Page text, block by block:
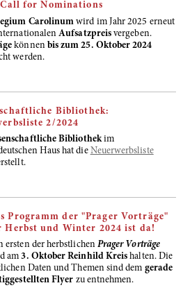
Call for Nominations
Carolinum wird im Jahr 2025 erneut
Aufsatzpreisvergeben.
können bis zum 25. Oktober 2024
werden.
Bibliothek:
2/2024
Bibliothekim
Haus hat die Neuerwerbsliste
Programm der "Prager Vorträge"
Herbst und Winter 2024 ist da!
ersten der herbstlichen Prager Vorträge
am 3. Oktober Reinhild Kreis halten. Die
Daten und Themen sind dem gerade
Flyer zu entnehmen.